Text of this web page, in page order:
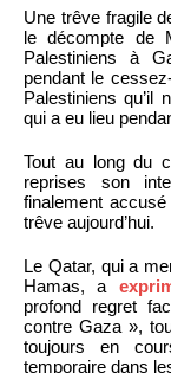
Une trêve fragile
le décompte de
Palestiniens à
pendant le
Palestiniens qu’il
qui a eu lieu
Tout au long du
reprises son
finalement
trêve aujourd’hui.
Le Qatar, qui a
Hamas, a
profond regret
contre Gaza »,
toujours en
temporaire dans